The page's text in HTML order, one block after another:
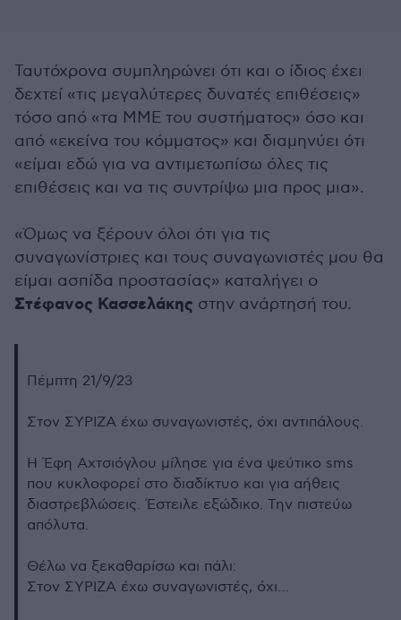
Ταυτόχρονα συμπληρώνει ότι και ο ίδιος έχει
δεχτεί «τις μεγαλύτερες δυνατές επιθέσεις»
τόσο από «τα ΜΜΕ του συστήματος» όσο και
από «εκείνα του κόμματος» και διαμηνύει ότι
«είμαι εδώ για να αντιμετωπίσω όλες τις
επιθέσεις και να τις συντρίψω μια προς μια».
«Όμως να ξέρουν όλοι ότι για τις
συναγωνίστριες και τους συναγωνιστές μου θα
είμαι ασπίδα προστασίας» καταλήγει ο
Στέφανος Κασσελάκης στην ανάρτησή του.
Πέμπτη 21/9/23
Στον ΣΥΡΙΖΑ έχω συναγωνιστές, όχι αντιπάλους.
Η Έφη Αχτσιόγλου μίλησε για ένα ψεύτικο sms
που κυκλοφορεί στο διαδίκτυο και για αήθεις
διαστρεβλώσεις. Έστειλε εξώδικο. Την πιστεύω
απόλυτα.
Θέλω να ξεκαθαρίσω και πάλι:
Στον ΣΥΡΙΖΑ έχω συναγωνιστές, όχι…